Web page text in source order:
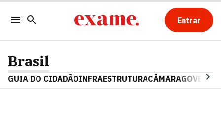
Entrar
Brasil
GUIA DO CIDADÃOINFRAESTRUTURACÂMARAGOVERNO